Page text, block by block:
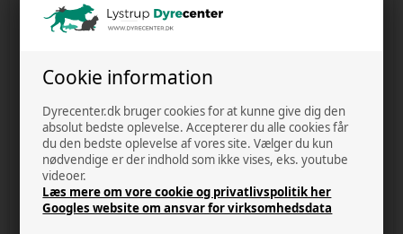
Cookie information
Dyrecenter.dk bruger cookies for at kunne give dig den
absolut bedste oplevelse. Accepterer du alle cookies får
du den bedste oplevelse af vores site. Vælger du kun
nødvendige er der indhold som ikke vises, eks. youtube
videoer.
Læs mere om vore cookie og privatlivspolitik her
Googles website om ansvar for virksomhedsdata
6 på lager
150 x 60 cm
DKK 64,00 DKK 36,00